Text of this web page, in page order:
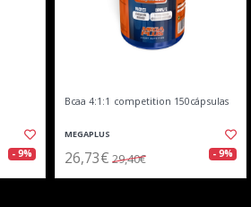
- 9%
Bcaa 4:1:1 competition 150cápsulas
MEGAPLUS
26,73€ 29,40€ - 9%